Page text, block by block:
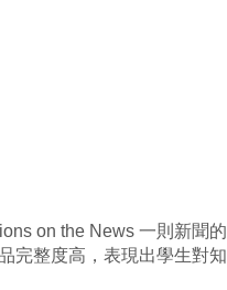
on the News 一則新聞的
完整度高，表現出學生對知